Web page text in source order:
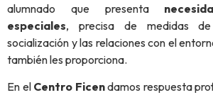
alumnado que presenta
especiales, precisa de medidas
socialización y las relaciones con el
también les proporciona.
En el Centro Ficendamos respuesta